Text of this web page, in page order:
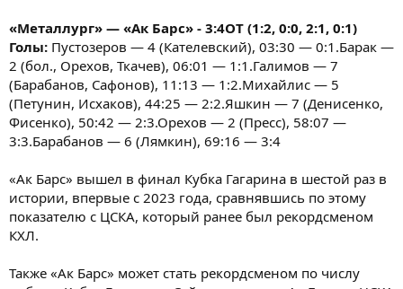
«Металлург» — «Ак Барс» - 3:4ОТ (1:2, 0:0, 2:1, 0:1)
Голы: Пустозеров — 4 (Кателевский), 03:30 — 0:1.Барак —
2 (бол., Орехов, Ткачев), 06:01 — 1:1.Галимов — 7
(Барабанов, Сафонов), 11:13 — 1:2.Михайлис — 5
(Петунин, Исхаков), 44:25 — 2:2.Яшкин — 7 (Денисенко,
Фисенко), 50:42 — 2:3.Орехов — 2 (Пресс), 58:07 —
3:3.Барабанов — 6 (Лямкин), 69:16 — 3:4
«Ак Барс» вышел в финал Кубка Гагарина в шестой раз в
истории, впервые с 2023 года, сравнявшись по этому
показателю с ЦСКА, который ранее был рекордсменом
КХЛ.
Также «Ак Барс» может стать рекордсменом по числу